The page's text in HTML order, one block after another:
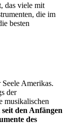
das viele mit
die im
besten
Amerikas.
der
musikalischen
seit den Anfängen
des